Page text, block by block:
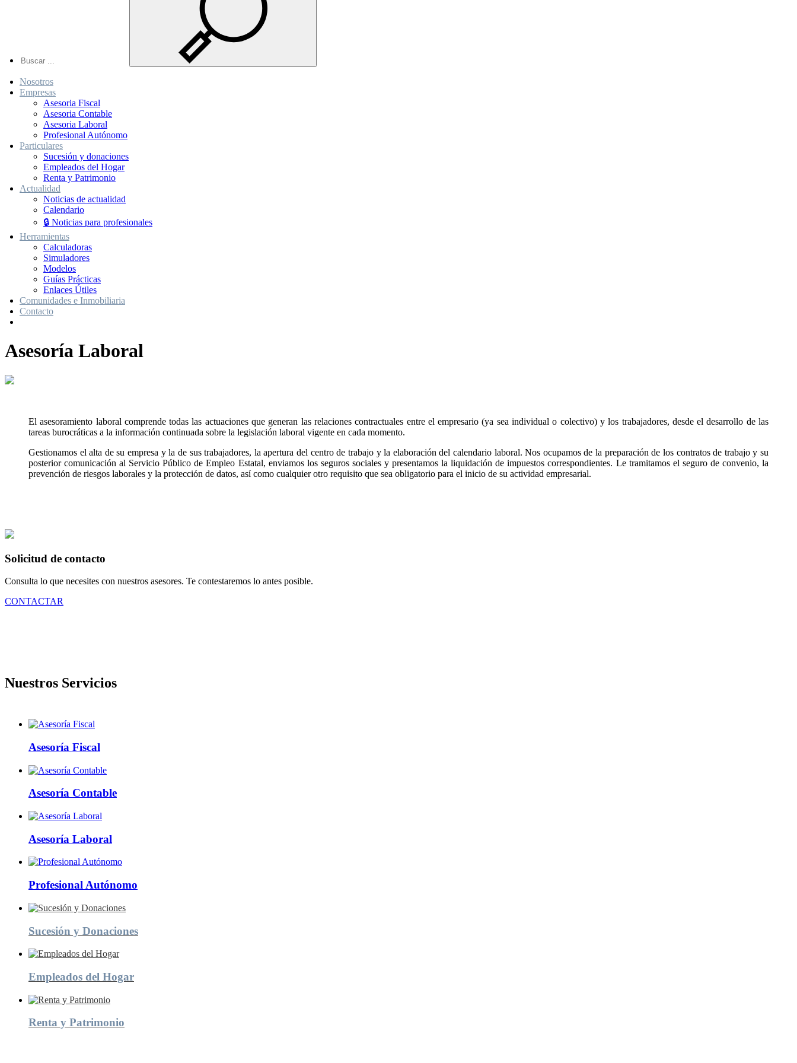
Nosotros
Empresas
Asesoria Fiscal
Asesoria Contable
Asesoria Laboral
Profesional Autónomo
Particulares
Sucesión y donaciones
Empleados del Hogar
Renta y Patrimonio
Actualidad
Noticias de actualidad
Calendario
🔒 Noticias para profesionales
Herramientas
Calculadoras
Simuladores
Modelos
Guías Prácticas
Enlaces Útiles
Comunidades e Inmobiliaria
Contacto
Asesoría Laboral
El asesoramiento laboral comprende todas las actuaciones que generan las relaciones contractuales entre el empresario (ya sea individual o colectivo) y los trabajadores, desde el desarrollo de las
tareas burocráticas a la información continuada sobre la legislación laboral vigente en cada momento.
Gestionamos el alta de su empresa y la de sus trabajadores, la apertura del centro de trabajo y la elaboración del calendario laboral. Nos ocupamos de la preparación de los contratos de trabajo y su
posterior comunicación al Servicio Público de Empleo Estatal, enviamos los seguros sociales y presentamos la liquidación de impuestos correspondientes. Le tramitamos el seguro de convenio, la
prevención de riesgos laborales y la protección de datos, así como cualquier otro requisito que sea obligatorio para el inicio de su actividad empresarial.
Solicitud de contacto
Consulta lo que necesites con nuestros asesores. Te contestaremos lo antes posible.
CONTACTAR
Nuestros Servicios
Asesoría Fiscal
Asesoría Contable
Asesoría Laboral
Profesional Autónomo
Sucesión y Donaciones
Empleados del Hogar
Renta y Patrimonio